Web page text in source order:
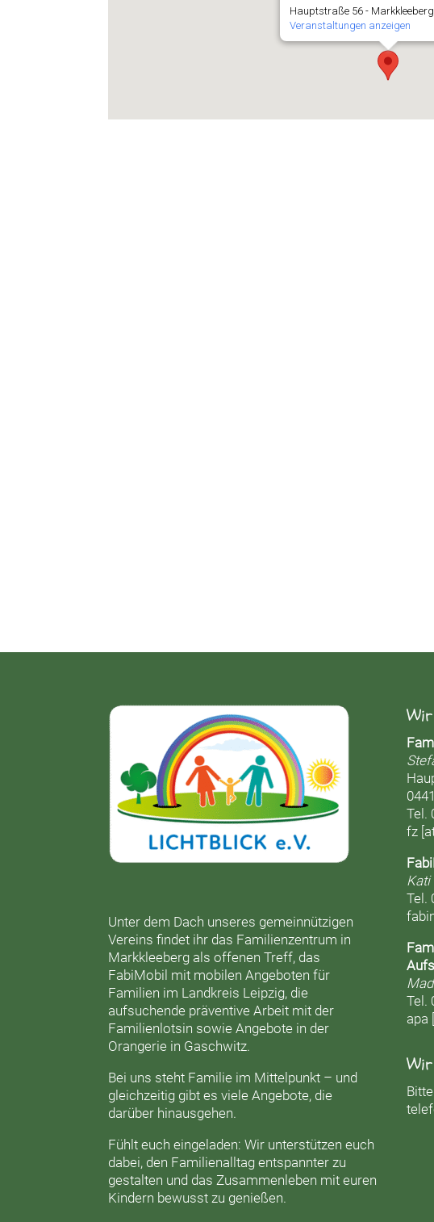
Hauptstraße 56 - Markkleeberg
Veranstaltungen anzeigen
Unter dem Dach unseres gemeinnützigen
Vereins findet ihr das Familienzentrum in
Markkleeberg als offenen Treff, das
FabiMobil mit mobilen Angeboten für
Familien im Landkreis Leipzig, die
aufsuchende präventive Arbeit mit der
Familienlotsin sowie Angebote in der
Orangerie in Gaschwitz.
Bei uns steht Familie im Mittelpunkt – und
gleichzeitig gibt es viele Angebote, die
darüber hinausgehen.
Fühlt euch eingeladen: Wir unterstützen euch
dabei, den Familienalltag entspannter zu
gestalten und das Zusammenleben mit euren
Kindern bewusst zu genießen.
Tel.
fz
Kati
Tel.
Tel.
apa